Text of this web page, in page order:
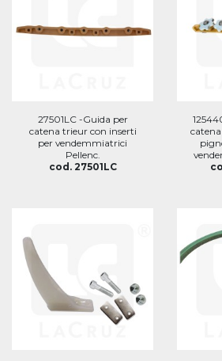
27501LC -Guida per
catena trieur con inserti
per vendemmiatrici
Pellenc.
cod. 27501LC